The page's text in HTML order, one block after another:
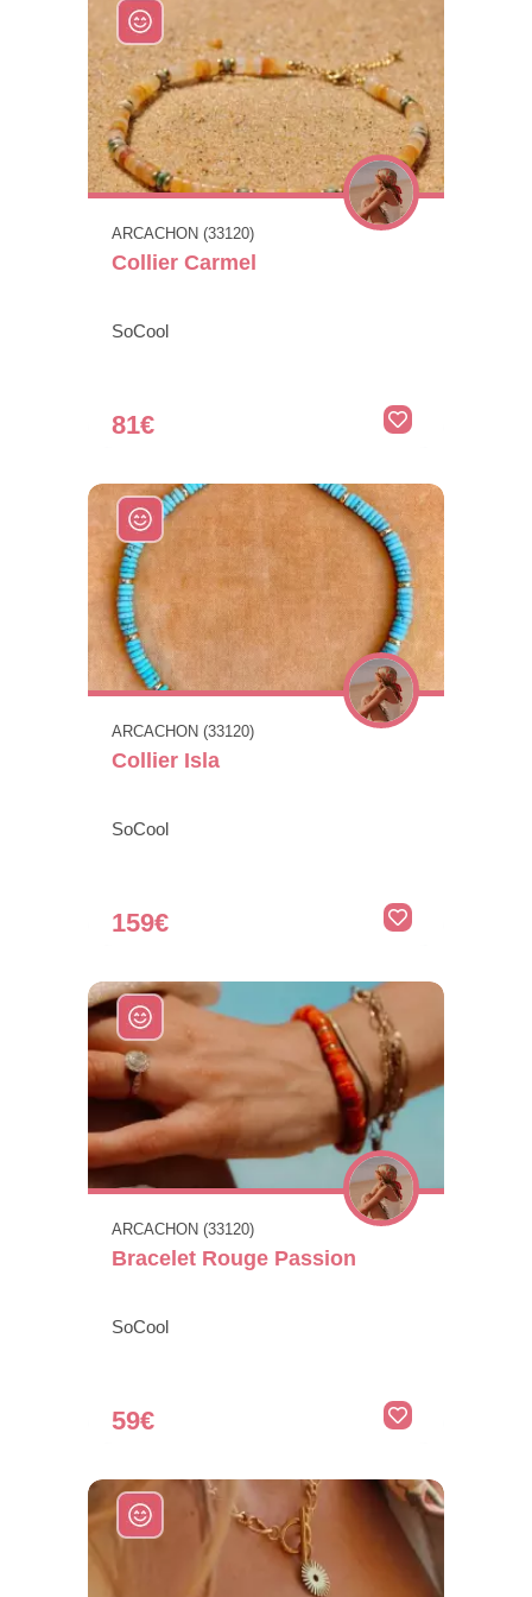
ARCACHON (33120)
Collier Carmel
SoCool
81€
ARCACHON (33120)
Collier Isla
SoCool
159€
ARCACHON (33120)
Bracelet Rouge Passion
SoCool
59€